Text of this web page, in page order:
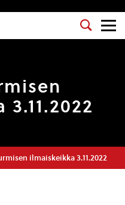
ilmaiskeikka 3.11.2022